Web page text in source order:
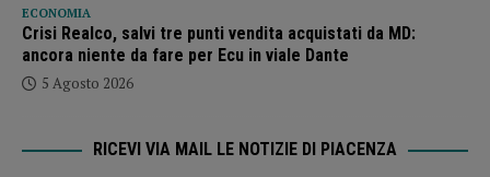
ECONOMIA
Crisi Realco, salvi tre punti vendita acquistati da MD:
ancora niente da fare per Ecu in viale Dante
5 Agosto 2026
RICEVI VIA MAIL LE NOTIZIE DI PIACENZA